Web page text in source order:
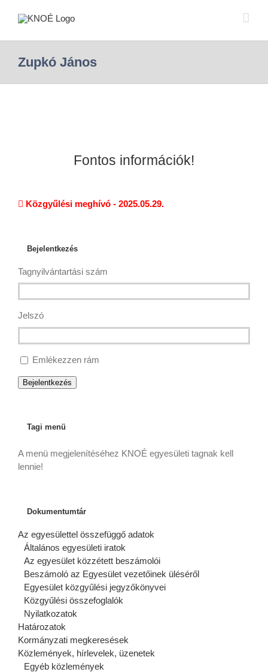
Zupkó János
Fontos információk!
Közgyűlési meghívó - 2025.05.29.
Bejelentkezés
Tagnyilvántartási szám
Jelszó
Emlékezzen rám
Bejelentkezés
Tagi menü
A menü megjelenítéséhez KNOÉ egyesületi tagnak kell
lennie!
Dokumentumtár
Az egyesülettel összefüggő adatok
Általános egyesületi iratok
Az egyesület közzétett beszámolói
Beszámoló az Egyesület vezetőinek üléséről
Egyesület közgyűlési jegyzőkönyvei
Közgyűlési összefoglalók
Nyilatkozatok
Határozatok
Kormányzati megkeresések
Közlemények, hírlevelek, üzenetek
Egyéb közlemények